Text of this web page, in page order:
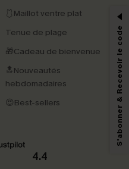
🩱Maillot ventre plat
Tenue de plage
🎁Cadeau de bienvenue
🔝Nouveautés
hebdomadaires
😍Best-sellers
4.4
par E-mail
une seule fois.
acceptez de recevoir des e-mails
par l'IA) de Cupshe et
nos
sur notre site ainsi que des
conformément à notre
Politique de
à tout moment.
S'abonner & Recevoir le code